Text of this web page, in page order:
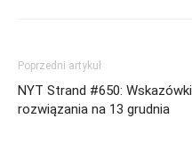
Poprzedni artykuł
NYT Strand #650:
rozwiązania na 13 grudnia